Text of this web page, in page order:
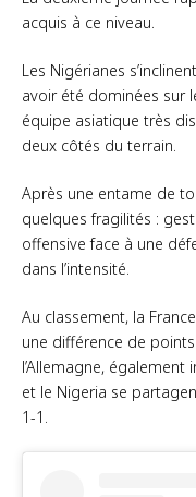
acquis à ce niveau.
Les Nigérianes
avoir été dominées sur
équipe asiatique très
deux côtés du terrain.
Après une entame de
quelques fragilités :
offensive face à une
dans l’intensité.
Au classement, la
une différence de
l’Allemagne, également
et le Nigeria se
1-1.